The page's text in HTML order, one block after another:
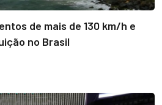
de mais de 130 km/h e
no Brasil